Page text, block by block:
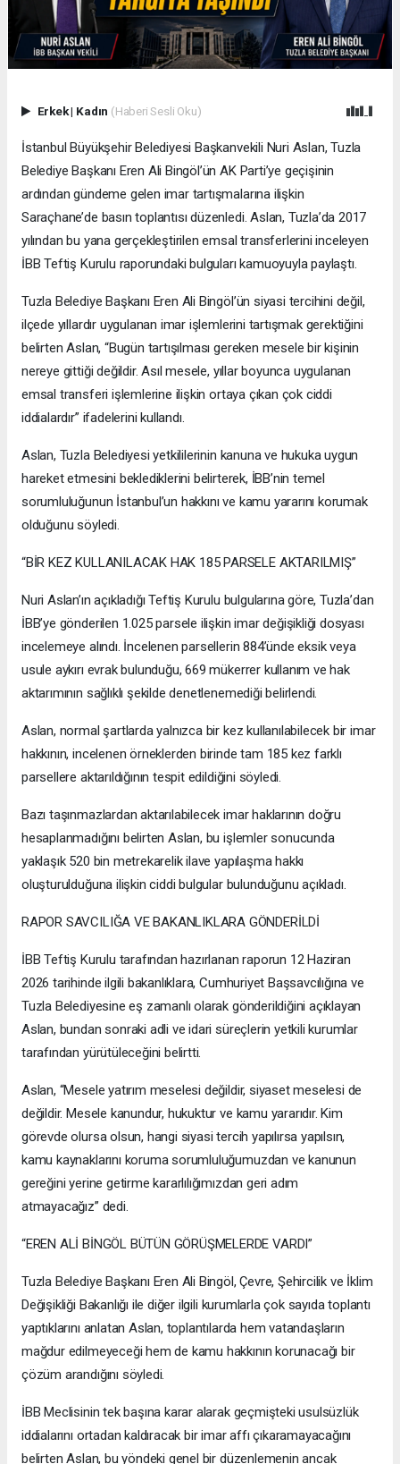
Erkek| Kadın (Haberi Sesli Oku)
İstanbul Büyükşehir Belediyesi Başkanvekili Nuri Aslan, Tuzla
Belediye Başkanı Eren Ali Bingöl’ün AK Parti’ye geçişinin
ardından gündeme gelen imar tartışmalarına ilişkin
Saraçhane’de basın toplantısı düzenledi. Aslan, Tuzla’da 2017
yılından bu yana gerçekleştirilen emsal transferlerini inceleyen
İBB Teftiş Kurulu raporundaki bulguları kamuoyuyla paylaştı.
Tuzla Belediye Başkanı Eren Ali Bingöl’ün siyasi tercihini değil,
ilçede yıllardır uygulanan imar işlemlerini tartışmak gerektiğini
belirten Aslan, “Bugün tartışılması gereken mesele bir kişinin
nereye gittiği değildir. Asıl mesele, yıllar boyunca uygulanan
emsal transferi işlemlerine ilişkin ortaya çıkan çok ciddi
iddialardır” ifadelerini kullandı.
Aslan, Tuzla Belediyesi yetkililerinin kanuna ve hukuka uygun
hareket etmesini beklediklerini belirterek, İBB’nin temel
sorumluluğunun İstanbul’un hakkını ve kamu yararını korumak
olduğunu söyledi.
“BİR KEZ KULLANILACAK HAK 185 PARSELE AKTARILMIŞ”
Nuri Aslan’ın açıkladığı Teftiş Kurulu bulgularına göre, Tuzla’dan
İBB’ye gönderilen 1.025 parsele ilişkin imar değişikliği dosyası
incelemeye alındı. İncelenen parsellerin 884’ünde eksik veya
usule aykırı evrak bulunduğu, 669 mükerrer kullanım ve hak
aktarımının sağlıklı şekilde denetlenemediği belirlendi.
Aslan, normal şartlarda yalnızca bir kez kullanılabilecek bir imar
hakkının, incelenen örneklerden birinde tam 185 kez farklı
parsellere aktarıldığının tespit edildiğini söyledi.
Bazı taşınmazlardan aktarılabilecek imar haklarının doğru
hesaplanmadığını belirten Aslan, bu işlemler sonucunda
yaklaşık 520 bin metrekarelik ilave yapılaşma hakkı
oluşturulduğuna ilişkin ciddi bulgular bulunduğunu açıkladı.
RAPOR SAVCILIĞA VE BAKANLIKLARA GÖNDERİLDİ
İBB Teftiş Kurulu tarafından hazırlanan raporun 12 Haziran
2026 tarihinde ilgili bakanlıklara, Cumhuriyet Başsavcılığına ve
Tuzla Belediyesine eş zamanlı olarak gönderildiğini açıklayan
Aslan, bundan sonraki adli ve idari süreçlerin yetkili kurumlar
tarafından yürütüleceğini belirtti.
Aslan, “Mesele yatırım meselesi değildir, siyaset meselesi de
değildir. Mesele kanundur, hukuktur ve kamu yararıdır. Kim
görevde olursa olsun, hangi siyasi tercih yapılırsa yapılsın,
kamu kaynaklarını koruma sorumluluğumuzdan ve kanunun
gereğini yerine getirme kararlılığımızdan geri adım
atmayacağız” dedi.
“EREN ALİ BİNGÖL BÜTÜN GÖRÜŞMELERDE VARDI”
Tuzla Belediye Başkanı Eren Ali Bingöl, Çevre, Şehircilik ve İklim
Değişikliği Bakanlığı ile diğer ilgili kurumlarla çok sayıda toplantı
yaptıklarını anlatan Aslan, toplantılarda hem vatandaşların
mağdur edilmeyeceği hem de kamu hakkının korunacağı bir
çözüm arandığını söyledi.
İBB Meclisinin tek başına karar alarak geçmişteki usulsüzlük
iddialarını ortadan kaldıracak bir imar affı çıkaramayacağını
belirten Aslan, bu yöndeki genel bir düzenlemenin ancak